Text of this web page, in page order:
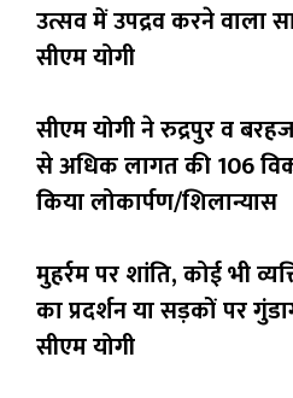
उत्सव में उपद्रव करने वाला
सीएम योगी
सीएम योगी ने रुद्रपुर व
से अधिक लागत की 106
किया लोकार्पण/शिलान्यास
मुहर्रम पर शांति, कोई भी
का प्रदर्शन या सड़कों पर
सीएम योगी